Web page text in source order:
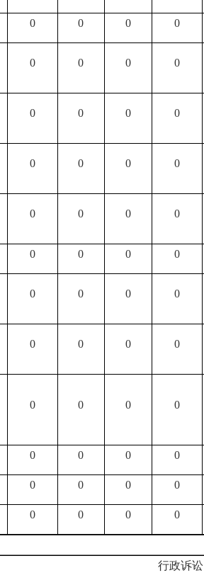
0 0 0 0
0 0 0 0
0 0 0 0
0 0 0 0
0 0 0 0
0 0 0 0
0 0 0 0
0 0 0 0
0 0 0 0
0 0 0 0
0 0 0 0
0 0 0 0
行政诉讼